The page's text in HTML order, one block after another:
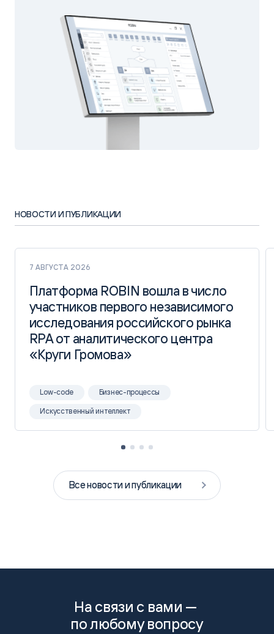
НОВОСТИ И ПУБЛИКАЦИИ
7 АВГУСТА 2026
Платформа ROBIN вошла в число
участников первого независимого
исследования российского рынка
RPA от аналитического центра
«Круги Громова»
Платформа ROBIN вошла в число
участников первого независимого
исследования российского рынка
RPA от аналитического центра
«Круги Громова»
Low-code Бизнес-процессы
Искусственный интеллект
Все новости и публикации
На связи с вами —
по любому вопросу